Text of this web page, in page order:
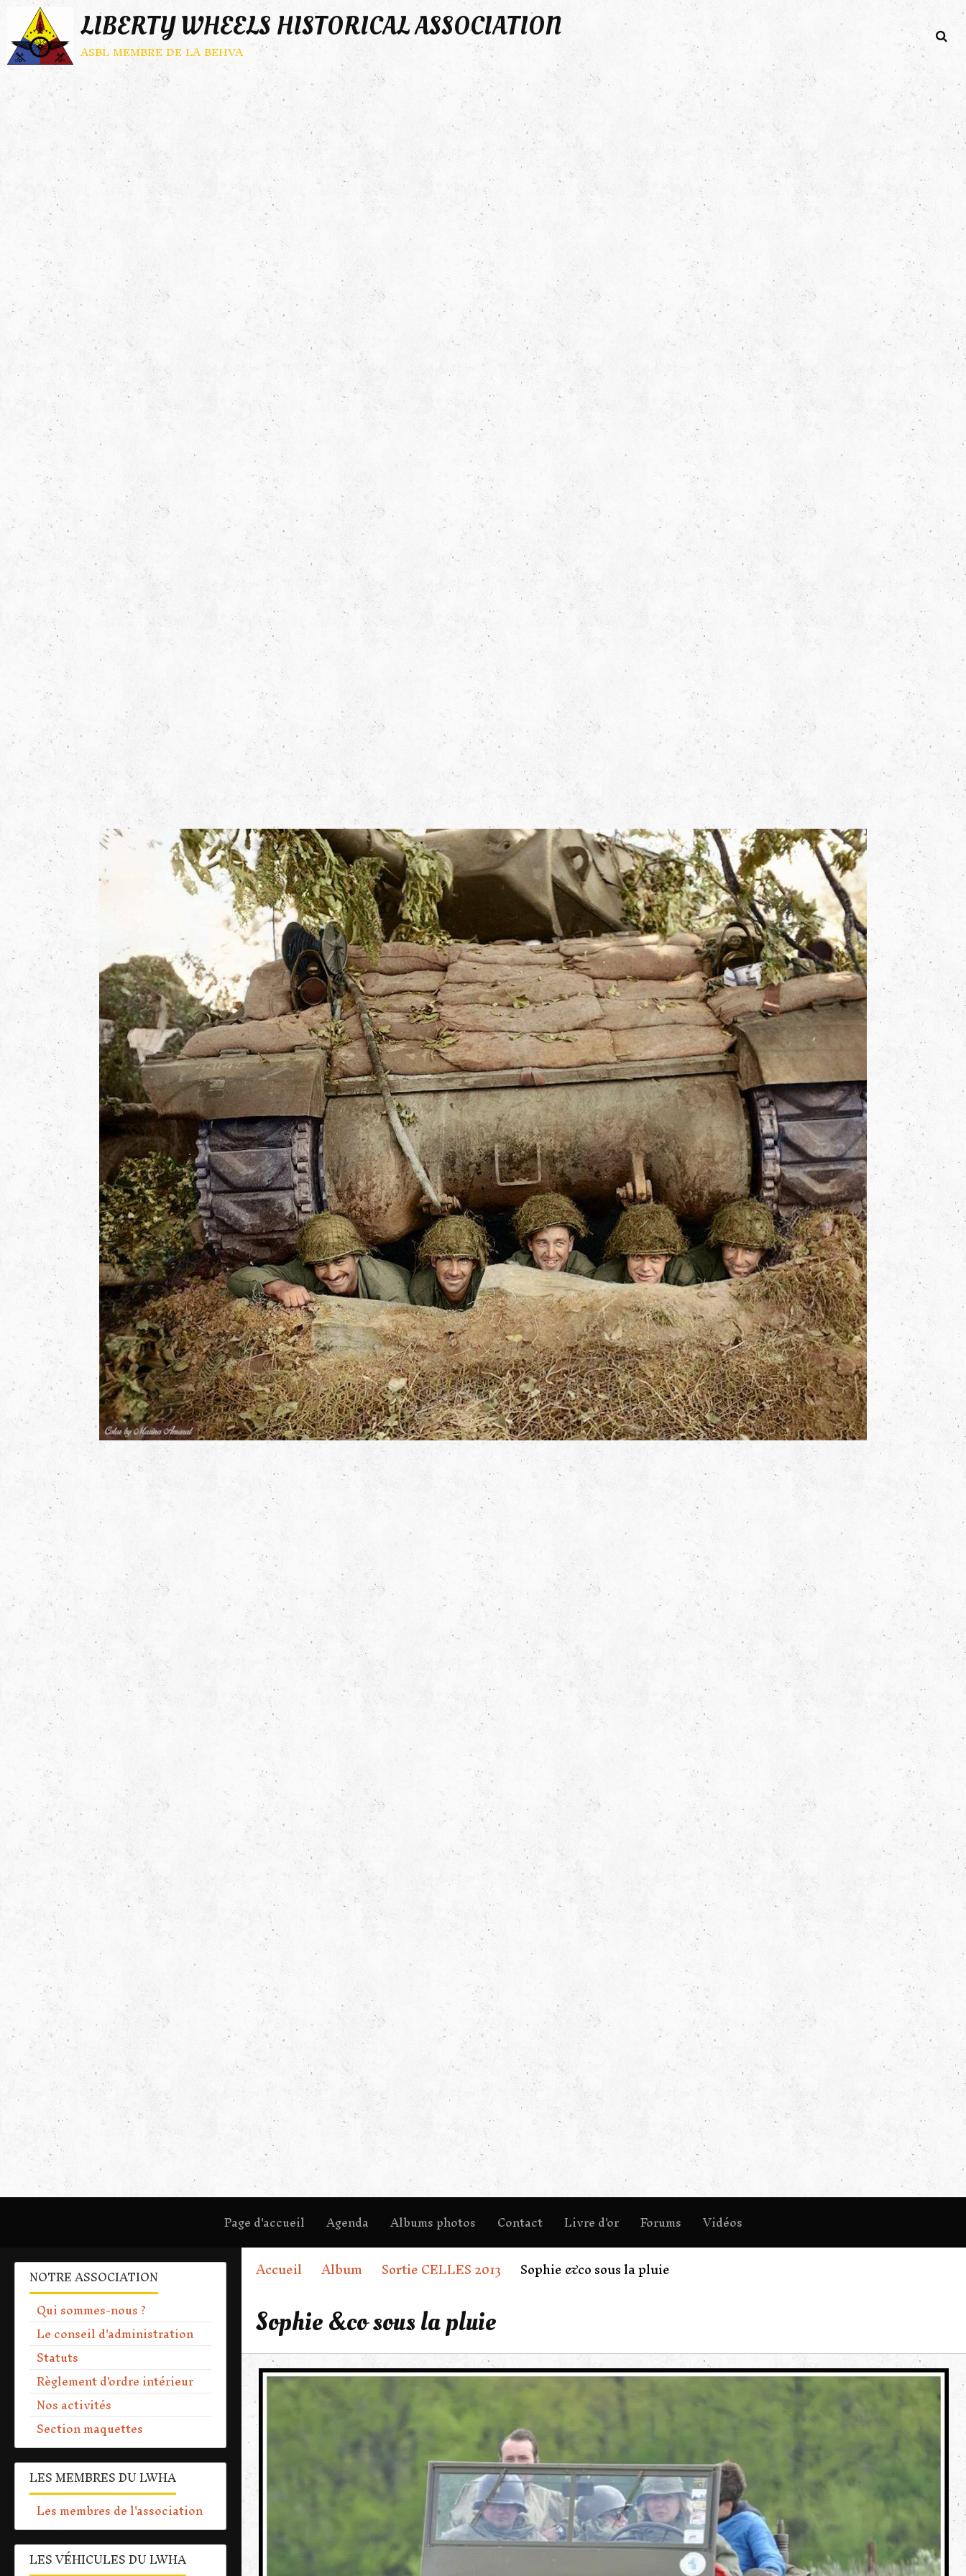
LIBERTY WHEELS HISTORICAL ASSOCIATION
asbl membre de la behva
Page d'accueil Agenda Albums photos Contact Livre d'or Forums Vidéos
Accueil Album Sortie CELLES 2013 Sophie &co sous la pluie
Sophie &co sous la pluie
NOTRE ASSOCIATION
Qui sommes-nous ?
Le conseil d'administration
Statuts
Règlement d'ordre intérieur
Nos activités
Section maquettes
LES MEMBRES DU LWHA
Les membres de l'association
LES VÉHICULES DU LWHA